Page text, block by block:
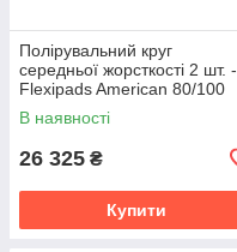
Полірувальний круг
середньої жорсткості 2 шт. -
Flexipads American 80/100
мм. жовтий (44755)
В наявності
26 325 ₴
Купити